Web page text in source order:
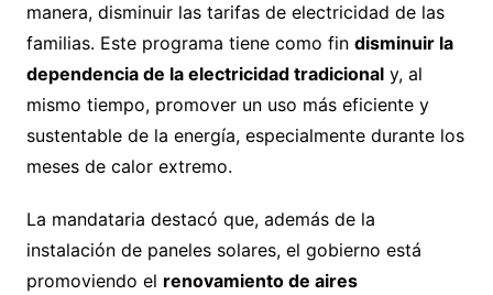
manera, disminuir las tarifas de electricidad de las
familias. Este programa tiene como fin disminuir la
dependencia de la electricidad tradicionaly, al
mismo tiempo, promover un uso más eficiente y
sustentable de la energía, especialmente durante los
meses de calor extremo.
La mandataria destacó que, además de la
instalación de paneles solares, el gobierno está
promoviendo el renovamiento de aires